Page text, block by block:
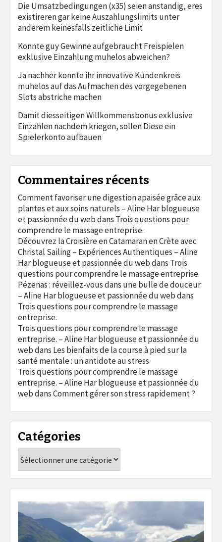
Die Umsatzbedingungen (x35) seien anstandig, eres
existireren gar keine Auszahlungslimits unter
anderem keinesfalls zeitliche Limit
Konnte guy Gewinne aufgebraucht Freispielen
exklusive Einzahlung muhelos abweichen?
Ja nachher konnte ihr innovative Kundenkreis
muhelos auf das Aufmachen des vorgegebenen
Slots abstriche machen
Damit diesseitigen Willkommensbonus exklusive
Einzahlen nachdem kriegen, sollen Diese ein
Spielerkonto aufbauen
Commentaires récents
Comment favoriser une digestion apaisée grâce aux
plantes et aux soins naturels – Aline Har blogueuse
et passionnée du webdans Trois questions pour
comprendre le massage entreprise.
Découvrez la Croisière en Catamaran en Crète avec
Christal Sailing – Expériences Authentiques – Aline
Har blogueuse et passionnée du webdans Trois
questions pour comprendre le massage entreprise.
Pézenas : réveillez-vous dans une bulle de douceur
– Aline Har blogueuse et passionnée du webdans
Trois questions pour comprendre le massage
entreprise.
Trois questions pour comprendre le massage
entreprise. – Aline Har blogueuse et passionnée du
webdans Les bienfaits de la course à pied sur la
santé mentale : un antidote au stress
Trois questions pour comprendre le massage
entreprise. – Aline Har blogueuse et passionnée du
webdansComment gérer son stress rapidement ?
Catégories